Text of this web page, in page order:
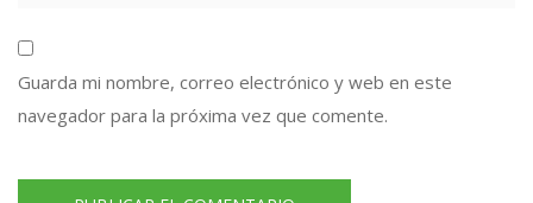
Guarda mi nombre, correo electrónico y web en este
navegador para la próxima vez que comente.